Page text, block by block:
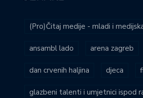
(Pro)Čitaj medije - mladi i
ansambl lado arena zagreb
dan crvenih haljina djeca
glazbeni talenti i umjetnici ispod